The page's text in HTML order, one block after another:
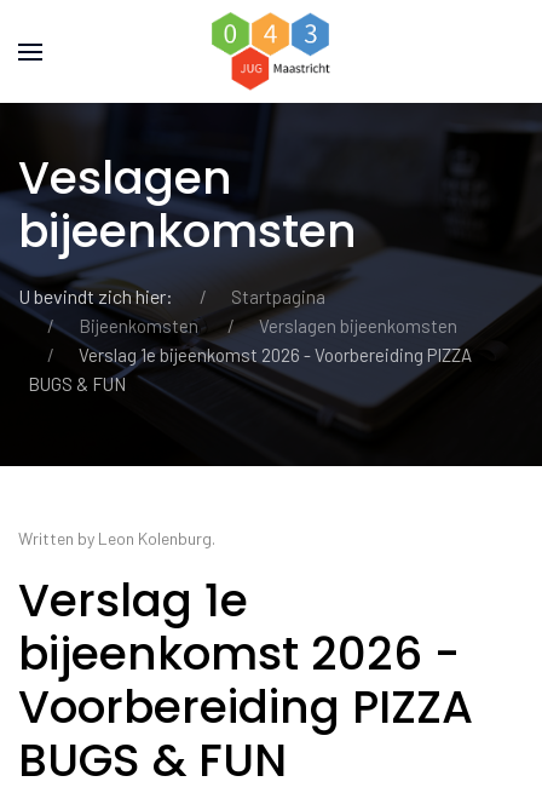
Veslagen
bijeenkomsten
U bevindt zich hier:
Startpagina
Bijeenkomsten
Verslagen bijeenkomsten
Verslag 1e bijeenkomst 2026 - Voorbereiding PIZZA
BUGS & FUN
Written by Leon Kolenburg.
Verslag 1e
bijeenkomst 2026 -
Voorbereiding PIZZA
BUGS & FUN